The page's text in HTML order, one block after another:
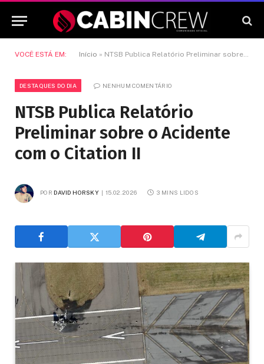
VOCÊ ESTÁ EM: Início » NTSB Publica Relatório Preliminar sobre o Acidente com o Citation II
DESTAQUES DO DIA NENHUM COMENTÁRIO
NTSB Publica Relatório
Preliminar sobre o Acidente
com o Citation II
POR DAVID HORSKY 15.02.2026 3 MINS LIDOS